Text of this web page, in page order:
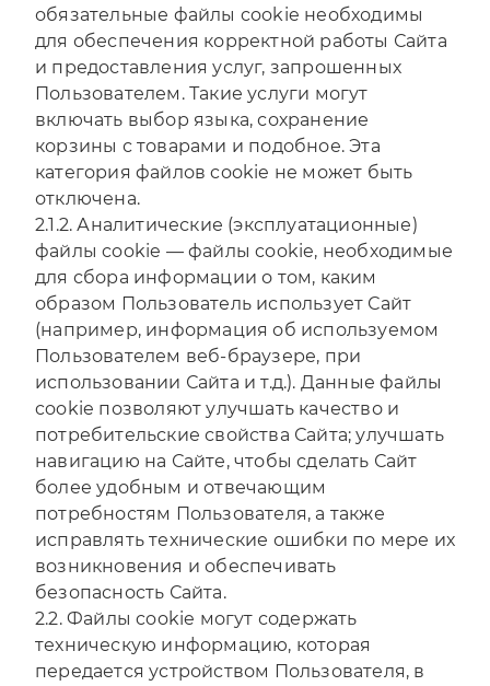
обязательные файлы cookie необходимы
для обеспечения корректной работы Сайта
и предоставления услуг, запрошенных
Пользователем. Такие услуги могут
включать выбор языка, сохранение
корзины с товарами и подобное. Эта
категория файлов cookie не может быть
отключена.
2.1.2. Аналитические (эксплуатационные)
файлы cookie — файлы cookie, необходимые
для сбора информации о том, каким
образом Пользователь использует Сайт
(например, информация об используемом
Пользователем веб-браузере, при
использовании Сайта и т.д.). Данные файлы
cookie позволяют улучшать качество и
потребительские свойства Сайта; улучшать
навигацию на Сайте, чтобы сделать Сайт
более удобным и отвечающим
потребностям Пользователя, а также
исправлять технические ошибки по мере их
возникновения и обеспечивать
безопасность Сайта.
2.2. Файлы cookie могут содержать
техническую информацию, которая
передается устройством Пользователя, в